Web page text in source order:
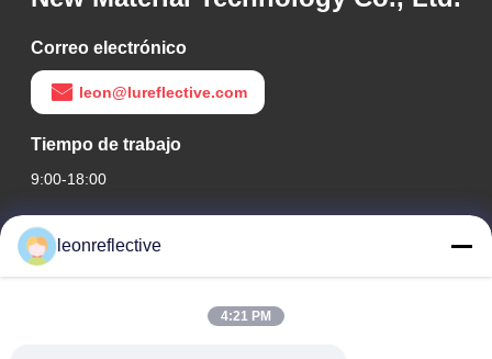
Correo electrónico
leon@lureflective.com
Tiempo de trabajo
9:00-18:00
Nuestra dirección
Dirección de la empresa
Huayi, Zona de Alta Tecnología, Hefei, Anhui, China
leonreflective
4:21 PM